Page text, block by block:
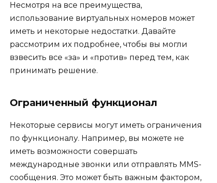
Несмотря на все преимущества,
использование виртуальных номеров может
иметь и некоторые недостатки. Давайте
рассмотрим их подробнее, чтобы вы могли
взвесить все «за» и «против» перед тем, как
принимать решение.
Ограниченный функционал
Некоторые сервисы могут иметь ограничения
по функционалу. Например, вы можете не
иметь возможности совершать
международные звонки или отправлять MMS-
сообщения. Это может быть важным фактором,